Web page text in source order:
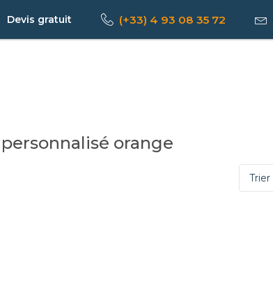
Devis gratuit (+33) 4 93 08 35 72
orange